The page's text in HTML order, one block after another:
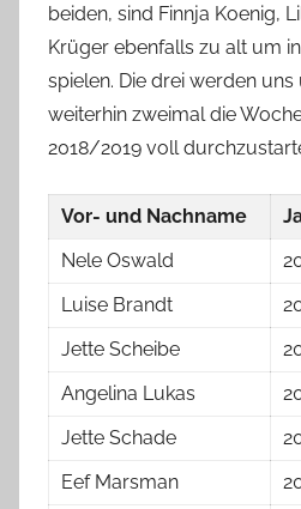
beiden, sind Finnja Koenig,
Krüger ebenfalls zu alt um
spielen. Die drei werden
weiterhin zweimal die
2018/2019 voll
Vor- und Nachname
Nele Oswald
Luise Brandt
Jette Scheibe
Angelina Lukas
Jette Schade
Eef Marsman